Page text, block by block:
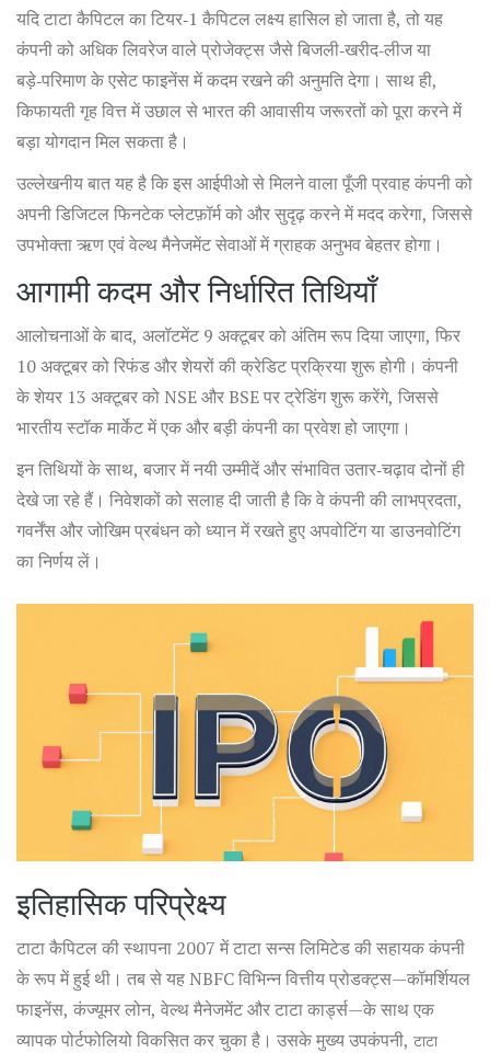
यदि टाटा कैपिटल का टियर‑1 कैपिटल लक्ष्य हासिल हो जाता है, तो यह
कंपनी को अधिक लिवरेज वाले प्रोजेक्ट्स जैसे बिजली‑खरीद‑लीज या
बड़े‑परिमाण के एसेट फाइनेंस में कदम रखने की अनुमति देगा। साथ ही,
किफायती गृह वित्त में उछाल से भारत की आवासीय जरूरतों को पूरा करने में
बड़ा योगदान मिल सकता है।
उल्लेखनीय बात यह है कि इस आईपीओ से मिलने वाला पूँजी प्रवाह कंपनी को
अपनी डिजिटल फिनटेक प्लेटफ़ॉर्म को और सुदृढ़ करने में मदद करेगा, जिससे
उपभोक्ता ऋण एवं वेल्थ मैनेजमेंट सेवाओं में ग्राहक अनुभव बेहतर होगा।
आगामी कदम और निर्धारित तिथियाँ
आलोचनाओं के बाद, अलॉटमेंट 9 अक्टूबर को अंतिम रूप दिया जाएगा, फिर
10 अक्टूबर को रिफंड और शेयरों की क्रेडिट प्रक्रिया शुरू होगी। कंपनी
के शेयर 13 अक्टूबर को NSE और BSE पर ट्रेडिंग शुरू करेंगे, जिससे
भारतीय स्टॉक मार्केट में एक और बड़ी कंपनी का प्रवेश हो जाएगा।
इन तिथियों के साथ, बजार में नयी उम्मीदें और संभावित उतार‑चढ़ाव दोनों ही
देखे जा रहे हैं। निवेशकों को सलाह दी जाती है कि वे कंपनी की लाभप्रदता,
गवर्नेंस और जोखिम प्रबंधन को ध्यान में रखते हुए अपवोटिंग या डाउनवोटिंग
का निर्णय लें।
इतिहासिक परिप्रेक्ष्य
टाटा कैपिटल की स्थापना 2007 में टाटा सन्स लिमिटेड की सहायक कंपनी
के रूप में हुई थी। तब से यह NBFC विभिन्न वित्तीय प्रोडक्ट्स—कॉमर्शियल
फाइनेंस, कंज्यूमर लोन, वेल्थ मैनेजमेंट और टाटा कार्ड्स—के साथ एक
व्यापक पोर्टफोलियो विकसित कर चुका है। उसके मुख्य उपकंपनी, टाटा